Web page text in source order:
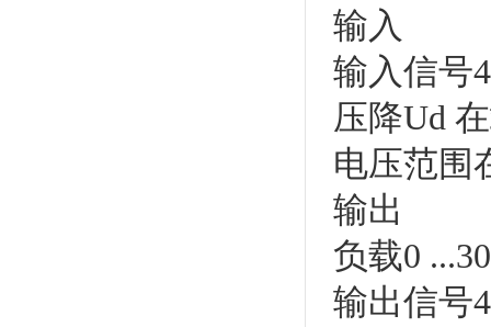
输入
输入信号
压降Ud
电压范围
输出
负载0
输出信号